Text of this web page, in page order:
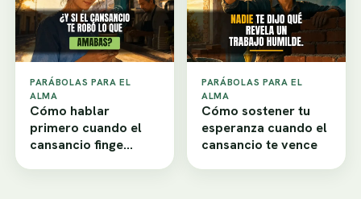
PARÁBOLAS PARA EL
ALMA
Cómo hablar
primero cuando el
cansancio finge
PARÁBOLAS PARA EL
ALMA
Cómo sostener tu
esperanza cuando el
cansancio te vence